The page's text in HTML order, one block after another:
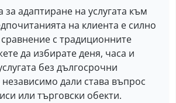
адаптиране на услугата към
на клиента е силно
с традиционните
да избирате деня, часа и
без дългосрочни
дали става въпрос
или търговски обекти.